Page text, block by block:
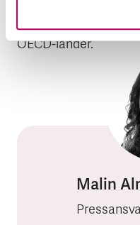
Bedömningen görs
regiongenomgångar
OECD-länder.
Malin